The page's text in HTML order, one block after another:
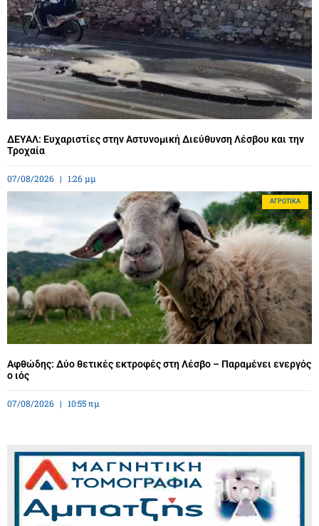
ΔΕΥΑΛ: Ευχαριστίες στην Αστυνομική Διεύθυνση Λέσβου και την
Τροχαία
07/08/2026 1:26 μμ
ΑΓΡΟΤΙΚΆ
Αφθώδης: Δύο θετικές εκτροφές στη Λέσβο – Παραμένει ενεργός
ο ιός
07/08/2026 10:55 πμ